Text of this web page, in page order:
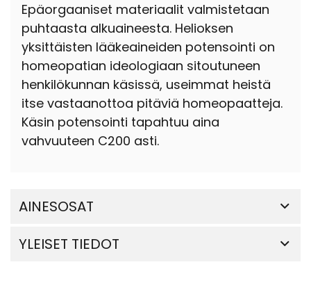
Epäorgaaniset materiaalit valmistetaan
puhtaasta alkuaineesta. Helioksen
yksittäisten lääkeaineiden potensointi on
homeopatian ideologiaan sitoutuneen
henkilökunnan käsissä, useimmat heistä
itse vastaanottoa pitäviä homeopaatteja.
Käsin potensointi tapahtuu aina
vahvuuteen C200 asti.
AINESOSAT
YLEISET TIEDOT